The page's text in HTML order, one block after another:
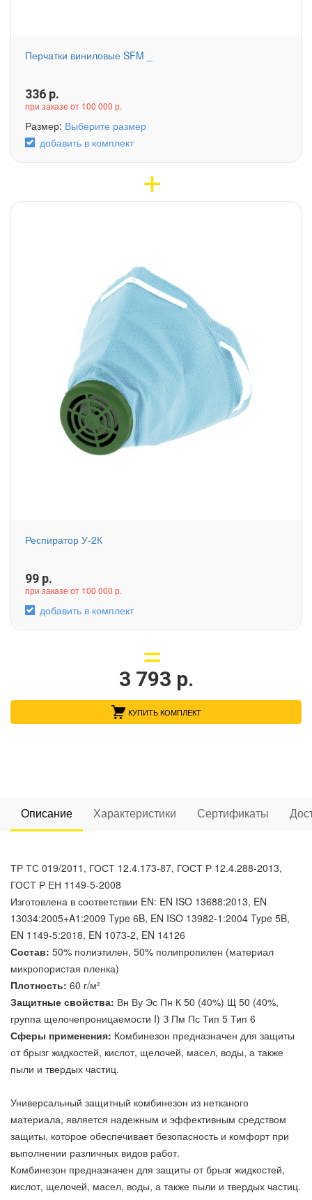
Перчатки виниловые SFM _
336 р.
при заказе от 100 000 р.
Размер: Выберите размер
добавить в комплект
Респиратор У-2К
99 р.
при заказе от 100 000 р.
добавить в комплект
3 793 р.
КУПИТЬ КОМПЛЕКТ
Описание Характеристики Сертификаты
ТР ТС 019/2011, ГОСТ 12.4.173-87, ГОСТ Р 12.4.288-2013,
ГОСТ Р ЕН 1149-5-2008
Изготовлена в соответствии EN: EN ISO 13688:2013, EN
13034:2005+A1:2009 Type 6B, EN ISO 13982-1:2004 Type 5B,
EN 1149-5:2018, EN 1073-2, EN 14126
Состав: 50% полиэтилен, 50% полипропилен (материал
микропористая пленка)
Плотность: 60 г/м²
Защитные свойства: Вн Ву Эс Пн К 50 (40%) Щ 50 (40%,
группа щелочепроницаемости I) З Пм Пс Тип 5 Тип 6
Сферы применения: Комбинезон предназначен для защиты
от брызг жидкостей, кислот, щелочей, масел, воды, а также
пыли и твердых частиц.
Универсальный защитный комбинезон из нетканого
материала, является надежным и эффективным средством
защиты, которое обеспечивает безопасность и комфорт при
выполнении различных видов работ.
Комбинезон предназначен для защиты от брызг жидкостей,
кислот, щелочей, масел, воды, а также пыли и твердых частиц.